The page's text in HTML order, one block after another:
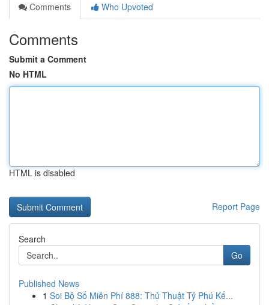
Comments
Who Upvoted
Comments
Submit a Comment
No HTML
HTML is disabled
Report Page
Search
Go
Published News
1 Soi Bộ Số Miễn Phí 888: Thủ Thuật Tỷ Phú Kế...